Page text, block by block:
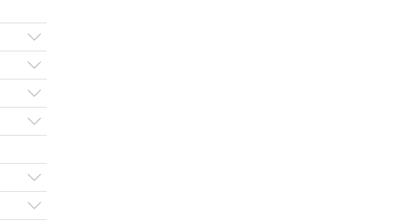
Visa/Göm undermeny
Visa/Göm undermeny
Visa/Göm undermeny
Visa/Göm undermeny
Visa/Göm undermeny
Visa/Göm undermeny